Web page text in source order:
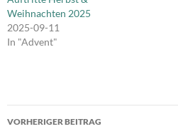
Weihnachten 2025
2025-09-11
In "Advent"
Beitrags-
VORHERIGER BEITRAG